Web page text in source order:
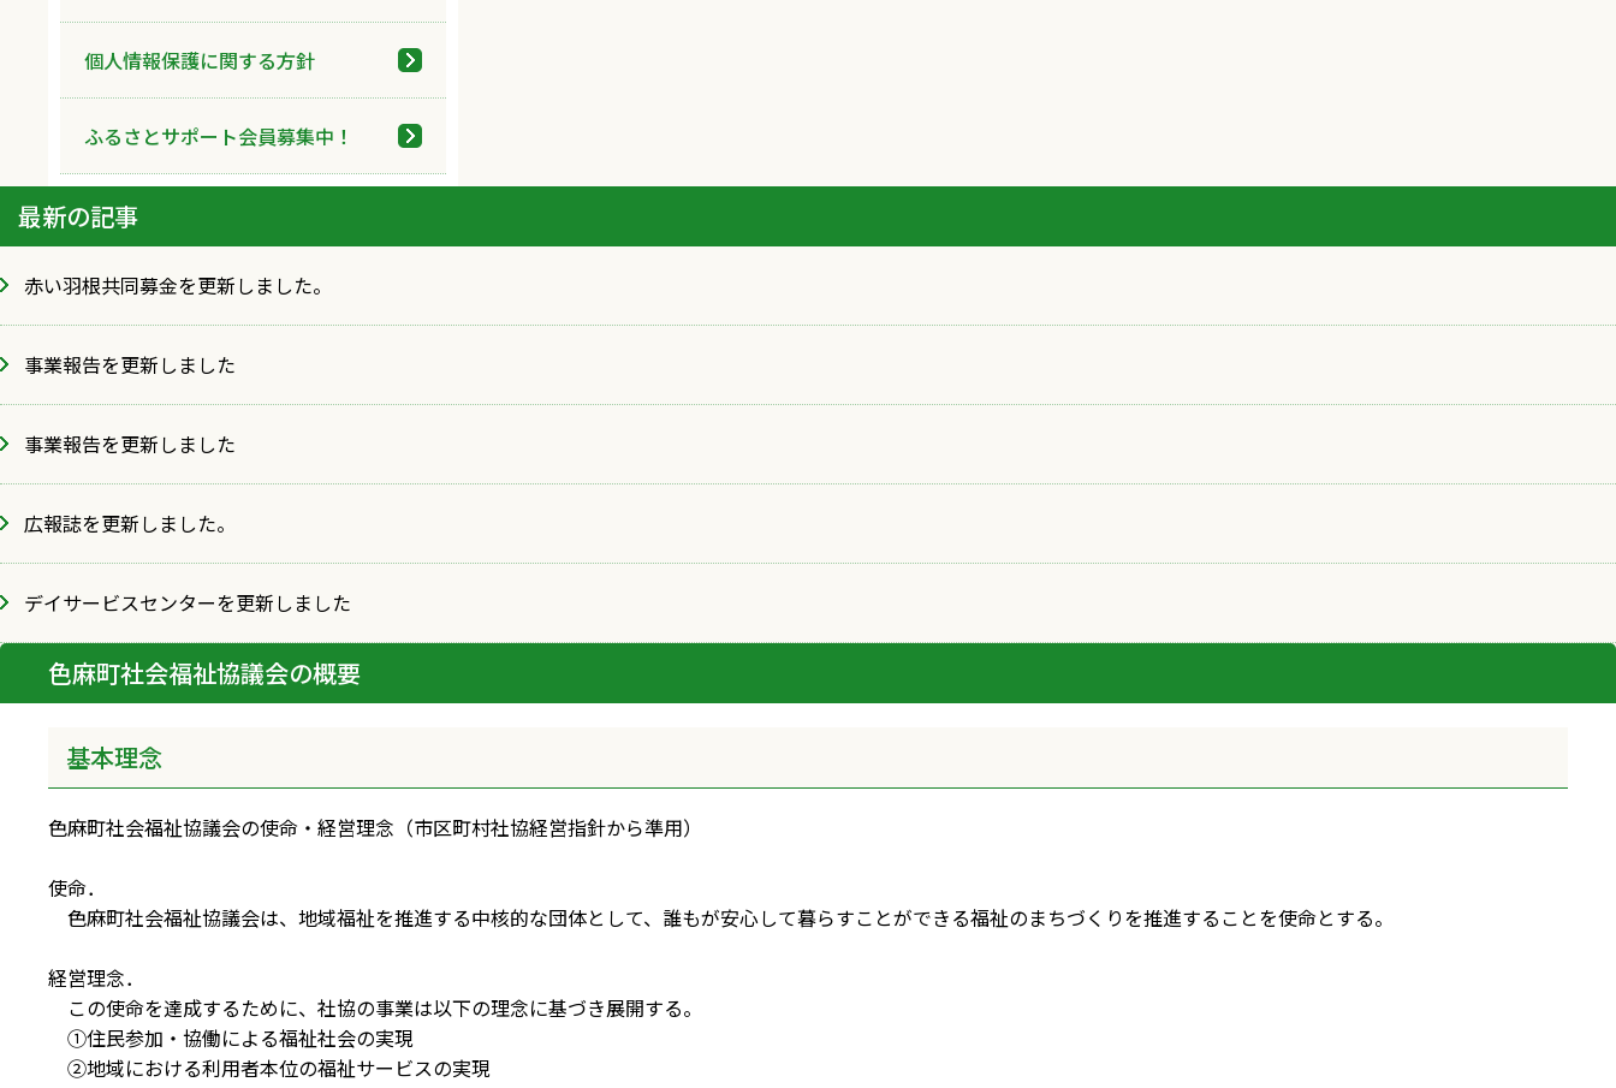
個人情報保護に関する方針
ふるさとサポート会員募集中！
最新の記事
赤い羽根共同募金を更新しました。
事業報告を更新しました
事業報告を更新しました
広報誌を更新しました。
デイサービスセンターを更新しました
色麻町社会福祉協議会の概要
基本理念
色麻町社会福祉協議会の使命・経営理念（市区町村社協経営指針から準用）
使命．
色麻町社会福祉協議会は、地域福祉を推進する中核的な団体として、誰もが安心して暮らすことができる福祉のまちづくりを推進することを使命とする。
経営理念．
この使命を達成するために、社協の事業は以下の理念に基づき展開する。
①住民参加・協働による福祉社会の実現
②地域における利用者本位の福祉サービスの実現